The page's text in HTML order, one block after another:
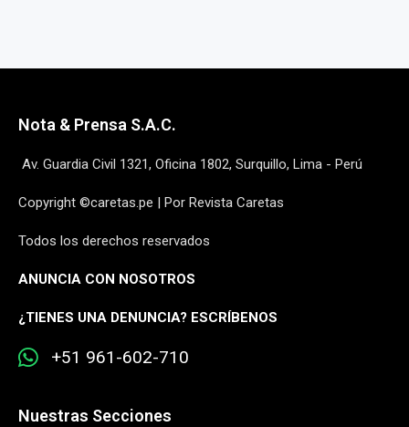
Nota & Prensa S.A.C.
Av. Guardia Civil 1321, Oficina 1802, Surquillo, Lima - Perú
Copyright ©caretas.pe | Por Revista Caretas
Todos los derechos reservados
ANUNCIA CON NOSOTROS
¿TIENES UNA DENUNCIA? ESCRÍBENOS
+51 961-602-710
Nuestras Secciones